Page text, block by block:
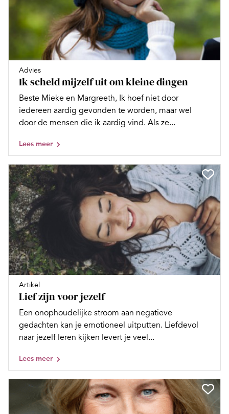
Advies
Ik scheld mijzelf uit om kleine dingen
Beste Mieke en Margreeth, Ik hoef niet door
iedereen aardig gevonden te worden, maar wel
door de mensen die ik aardig vind. Als ze...
Lees meer
Artikel
Lief zijn voor jezelf
Een onophoudelijke stroom aan negatieve
gedachten kan je emotioneel uitputten. Liefdevol
naar jezelf leren kijken levert je veel...
Lees meer